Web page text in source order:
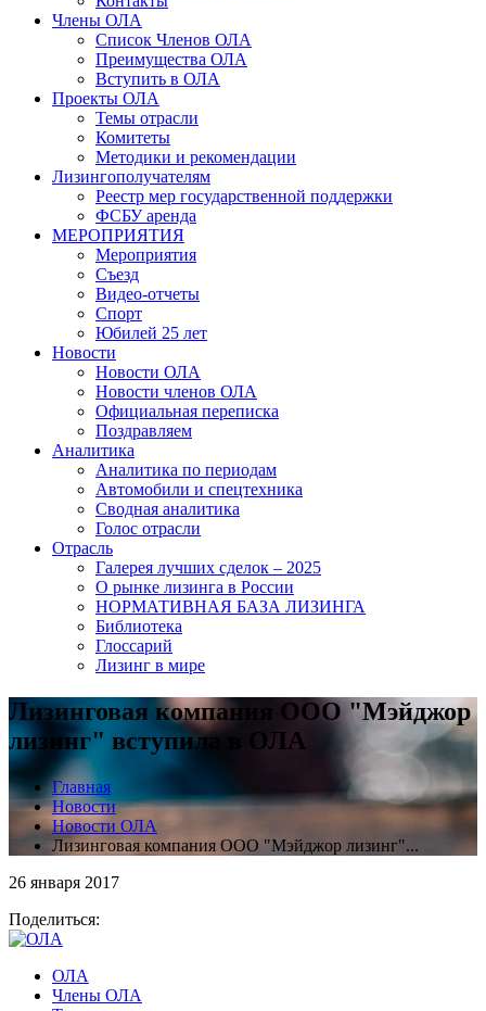
Члены ОЛА
Список Членов ОЛА
Преимущества ОЛА
Вступить в ОЛА
Проекты ОЛА
Темы отрасли
Комитеты
Методики и рекомендации
Лизингополучателям
Реестр мер государственной поддержки
ФСБУ аренда
МЕРОПРИЯТИЯ
Мероприятия
Съезд
Видео-отчеты
Спорт
Юбилей 25 лет
Новости
Новости ОЛА
Новости членов ОЛА
Официальная переписка
Поздравляем
Аналитика
Аналитика по периодам
Автомобили и спецтехника
Сводная аналитика
Голос отрасли
Отрасль
Галерея лучших сделок – 2025
О рынке лизинга в России
НОРМАТИВНАЯ БАЗА ЛИЗИНГА
Библиотека
Глоссарий
Лизинг в мире
Лизинговая компания ООО "Мэйджор
лизинг" вступила в ОЛА
Главная
Новости
Новости ОЛА
Лизинговая компания ООО "Мэйджор лизинг"...
26 января 2017
Поделиться:
ОЛА
Члены ОЛА